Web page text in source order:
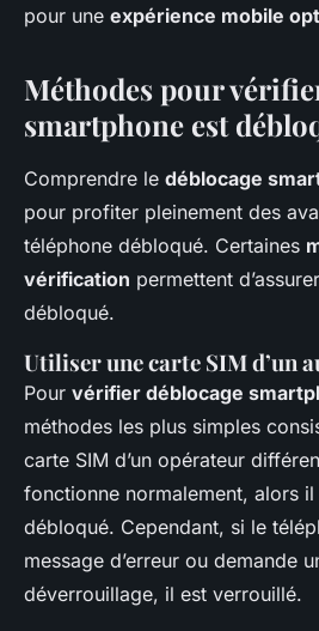
pour une expérience mobile
Méthodes pour
smartphone est
Comprendre le déblocage
pour profiter pleinement des
téléphone débloqué. Certaines
vérification permettent
débloqué.
Utiliser une carte SIM d’un
Pour vérifier déblocage
méthodes les plus simples
carte SIM d’un opérateur
fonctionne normalement, alors
débloqué. Cependant, si le
message d’erreur ou demande
déverrouillage, il est verrouillé.